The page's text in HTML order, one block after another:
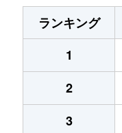
ランキング
1
2
3